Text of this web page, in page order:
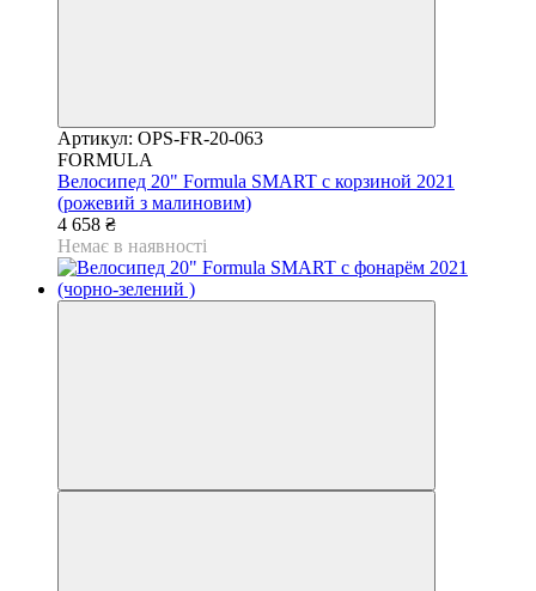
Артикул: OPS-FR-20-063
FORMULA
Велосипед 20" Formula SMART с корзиной 2021
(рожевий з малиновим)
4 658 ₴
Немає в наявності